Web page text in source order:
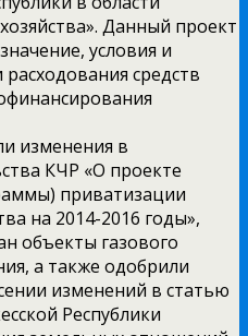
Данный проект
условия и
средств
изменения в
КЧР «О проекте
приватизации
на 2014-2016 годы»,
объекты газового
а также одобрили
изменений в статью
Республики